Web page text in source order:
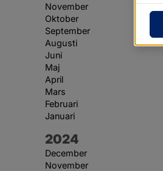
November
Oktober
September
Augusti
Juni
Maj
April
Mars
Februari
Januari
År:
2024
December
November